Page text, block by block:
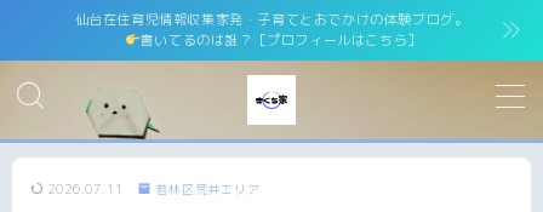
仙台在住育児情報収集家発・子育てとおでかけの体験ブログ。
書いてるのは誰？［プロフィールはこちら］
MENU
2026.07.11 若林区荒井エリア